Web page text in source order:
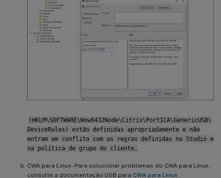
(HKLM\SOFTWARE\Wow6432Node\Citrix\PortICA\GenericUSB\
DeviceRules) estão definidas apropriadamente e não
entram em conflito com as regras definidas no Studio e
na política de grupo do cliente.
CWA para Linux - Para solucionar problemas do CWA para Linux,
consulte a documentação USB para CWA para Linux